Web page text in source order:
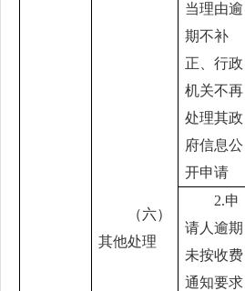
（六）
其他处理
当理由逾
期不补
正、行政
机关不再
处理其政
府信息公
开申请
2.申
请人逾期
未按收费
通知要求